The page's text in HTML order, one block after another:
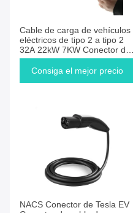
Cable de carga de vehículos
eléctricos de tipo 2 a tipo 2
32A 22kW 7KW Conector de
carga de vehículos eléctricos
de fase 1 / 3
Consiga el mejor precio
NACS Conector de Tesla EV